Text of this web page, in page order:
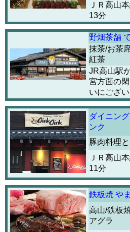
ＪＲ高山
13分
野畑茶舗
抹茶/お茶
紅茶
JR高山駅
宮方面の
いにござい
ダイニン
ンク
豚肉料理
ＪＲ高山
11分
鉄板焼 や
高山/鉄板
アグラ